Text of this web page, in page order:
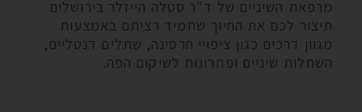
מרפאת השיניים של ד"ר סטלה הייזלר בירושלים
תיצור לכם את החיוך שתמיד רציתם באמצעות
מגוון דרכים כגון ציפויי חרסינה, שתלים דנטליים,
השתלות שיניים ופתרונות לשיקום הפה.